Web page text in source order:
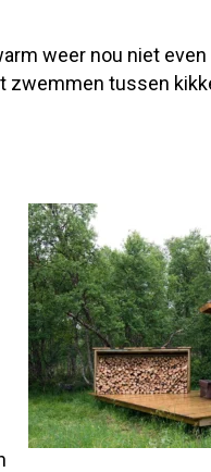
weer nou niet
zwemmen tussen